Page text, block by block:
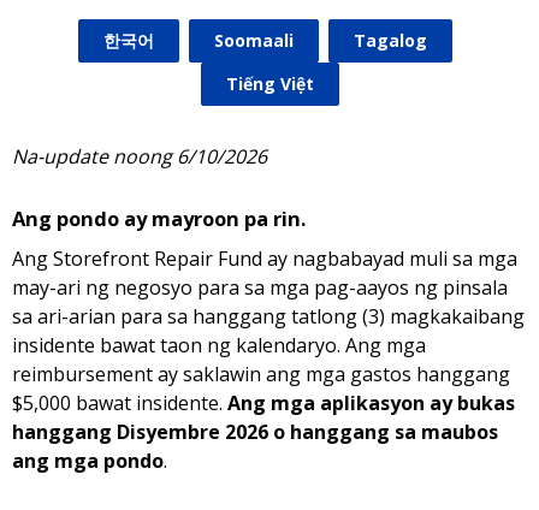
한국어 Soomaali
Tagalog
Tiếng Việt
Na-update noong 6/10/2026
Ang pondo ay mayroon pa rin.
Ang Storefront Repair Fund ay nagbabayad muli sa mga
may-ari ng negosyo para sa mga pag-aayos ng pinsala
sa ari-arian para sa hanggang tatlong (3) magkakaibang
insidente bawat taon ng kalendaryo. Ang mga
reimbursement ay saklawin ang mga gastos hanggang
$5,000 bawat insidente. Ang mga aplikasyon ay bukas
hanggang Disyembre 2026 o hanggang sa maubos
ang mga pondo.